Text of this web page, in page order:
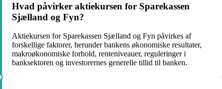
Hvad påvirker aktiekursen for Sparekassen
Sjælland og Fyn?
Aktiekursen for Sparekassen Sjælland og Fyn påvirkes af
forskellige faktorer, herunder bankens økonomiske resultater,
makroøkonomiske forhold, renteniveauer, reguleringer i
banksektoren og investorernes generelle tillid til banken.